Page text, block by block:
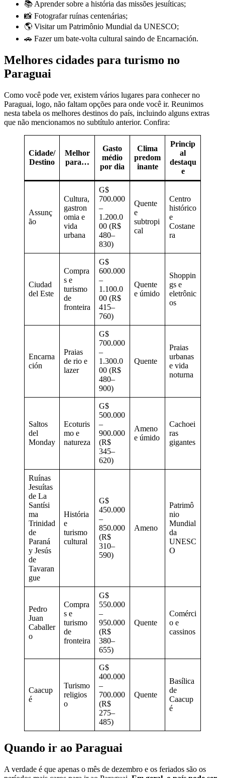
📚 Aprender sobre a história das missões jesuíticas;
📸 Fotografar ruínas centenárias;
🌎 Visitar um Patrimônio Mundial da UNESCO;
🚗 Fazer um bate-volta cultural saindo de Encarnación.
Melhores cidades para turismo no
Paraguai
Como você pode ver, existem vários lugares para conhecer no
Paraguai, logo, não faltam opções para onde você ir. Reunimos
nesta tabela os melhores destinos do país, incluindo alguns extras
que não mencionamos no subtítulo anterior. Confira:
Cidade/
Destino
Melhor
para…
Gasto
médio
por dia
Clima
predom
inante
Princip
al
destaqu
e
Assunç
ão
Cultura,
gastron
omia e
vida
urbana
G$
700.000
–
1.200.0
00 (R$
480–
830)
Quente
e
subtropi
cal
Centro
histórico
e
Costane
ra
Ciudad
del Este
Compra
s e
turismo
de
fronteira
G$
600.000
–
1.100.0
00 (R$
415–
760)
Quente
e úmido
Shoppin
gs e
eletrônic
os
Encarna
ción
Praias
de rio e
lazer
G$
700.000
–
1.300.0
00 (R$
480–
900)
Quente
Praias
urbanas
e vida
noturna
Saltos
del
Monday
Ecoturis
mo e
natureza
G$
500.000
–
900.000
(R$
345–
620)
Ameno
e úmido
Cachoei
ras
gigantes
Ruínas
Jesuítas
de La
Santísi
ma
Trinidad
de
Paraná
y Jesús
de
Tavaran
gue
História
e
turismo
cultural
G$
450.000
–
850.000
(R$
310–
590)
Ameno
Patrimô
nio
Mundial
da
UNESC
O
Pedro
Juan
Caballer
o
Compra
s e
turismo
de
fronteira
G$
550.000
–
950.000
(R$
380–
655)
Quente
Comérci
o e
cassinos
Caacup
é
Turismo
religios
o
G$
400.000
–
700.000
(R$
275–
485)
Quente
Basílica
de
Caacup
é
Quando ir ao Paraguai
A verdade é que apenas o mês de dezembro e os feriados são os